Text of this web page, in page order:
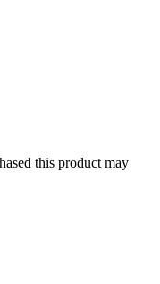
this product may